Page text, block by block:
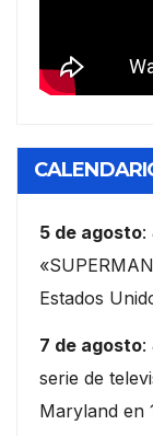
5 de agosto:
Estados
7 de agosto:
serie de
Maryland en